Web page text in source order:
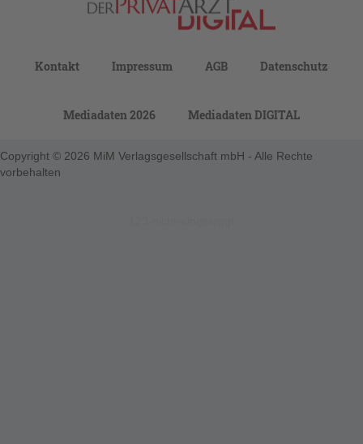
Kontakt Impressum AGB Datenschutz
Mediadaten 2026 Mediadaten DIGITAL
Copyright © 2026 MiM Verlagsgesellschaft mbH - Alle Rechte
vorbehalten